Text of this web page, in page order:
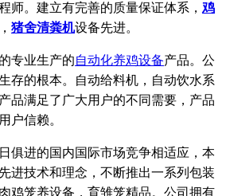
师。建立有完善的质量保证体系， 鸡
猪舍清粪机设备先进。
业生产的自动化养鸡设备产品。公
存的根本。自动给料机，自动饮水系
产品满足了广大用户的不同需要，产品
户信赖。
进的国内国际市场竞争相适应，本
进技术和理念，不断推出一系列包装
鸡笼养设备，育雏笼精品。公司拥有